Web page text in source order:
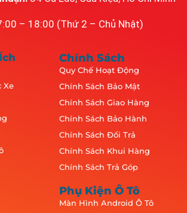
– 18:00 (Thứ 2 – Chủ Nhật)
Xe
Chính Sách
Quy Chế Hoạt Động
Chính Sách Bảo Mật
Chính Sách Giao Hàng
Chính Sách Bảo Hành
Chính Sách Đổi Trả
Chính Sách Khui Hàng
Chính Sách Trả Góp
Phụ Kiện Ô Tô
Màn Hình Android Ô Tô